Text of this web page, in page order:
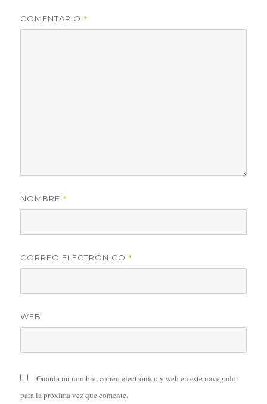
COMENTARIO *
NOMBRE *
CORREO ELECTRÓNICO *
WEB
Guarda mi nombre, correo electrónico y web en este navegador
para la próxima vez que comente.